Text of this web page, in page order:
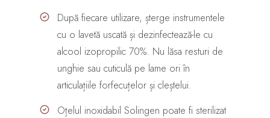
După fiecare utilizare, șterge instrumentele
cu o lavetă uscată și dezinfectează-le cu
alcool izopropilic 70%. Nu lăsa resturi de
unghie sau cuticulă pe lame ori în
articulațiile forfecuțelor și cleștelui.
Oțelul inoxidabil Solingen poate fi sterilizat